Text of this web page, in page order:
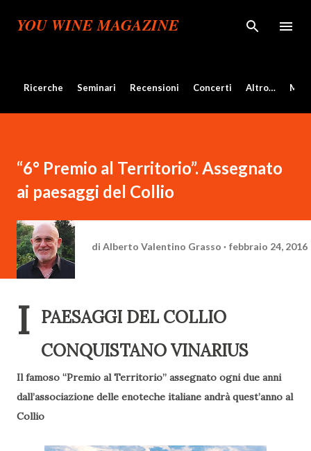
Passa ai contenuti principali
YOU WINE MAGAZINE
Ricerche Seminari Recensioni Concerti Altro…
“6° Premio al Territorio”. Assegnato
ai paesaggi del Collio
di Alberto Valentino Grasso febbraio 24, 2016
I PAESAGGI DEL COLLIO
CONQUISTANO VINARIUS
Il famoso “Premio al Territorio” assegnato ogni due anni
dall’associazione delle enoteche italiane andrà quest’anno al
Collio